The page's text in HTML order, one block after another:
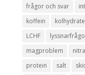
frågor och svar
koffein
LCHF
magproblem
protein
salt